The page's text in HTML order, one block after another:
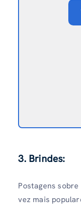
3. Brindes:
Postagens
vez mais